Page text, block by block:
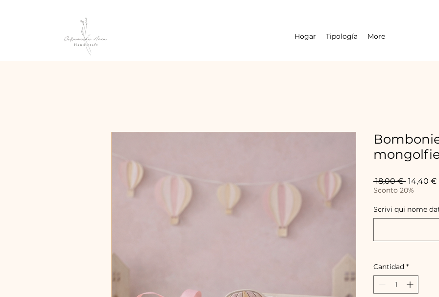
Hogar Tipología More
18,00 € Precio
14,40 €
Sconto 20%
Scrivi qui nome
Cantidad *